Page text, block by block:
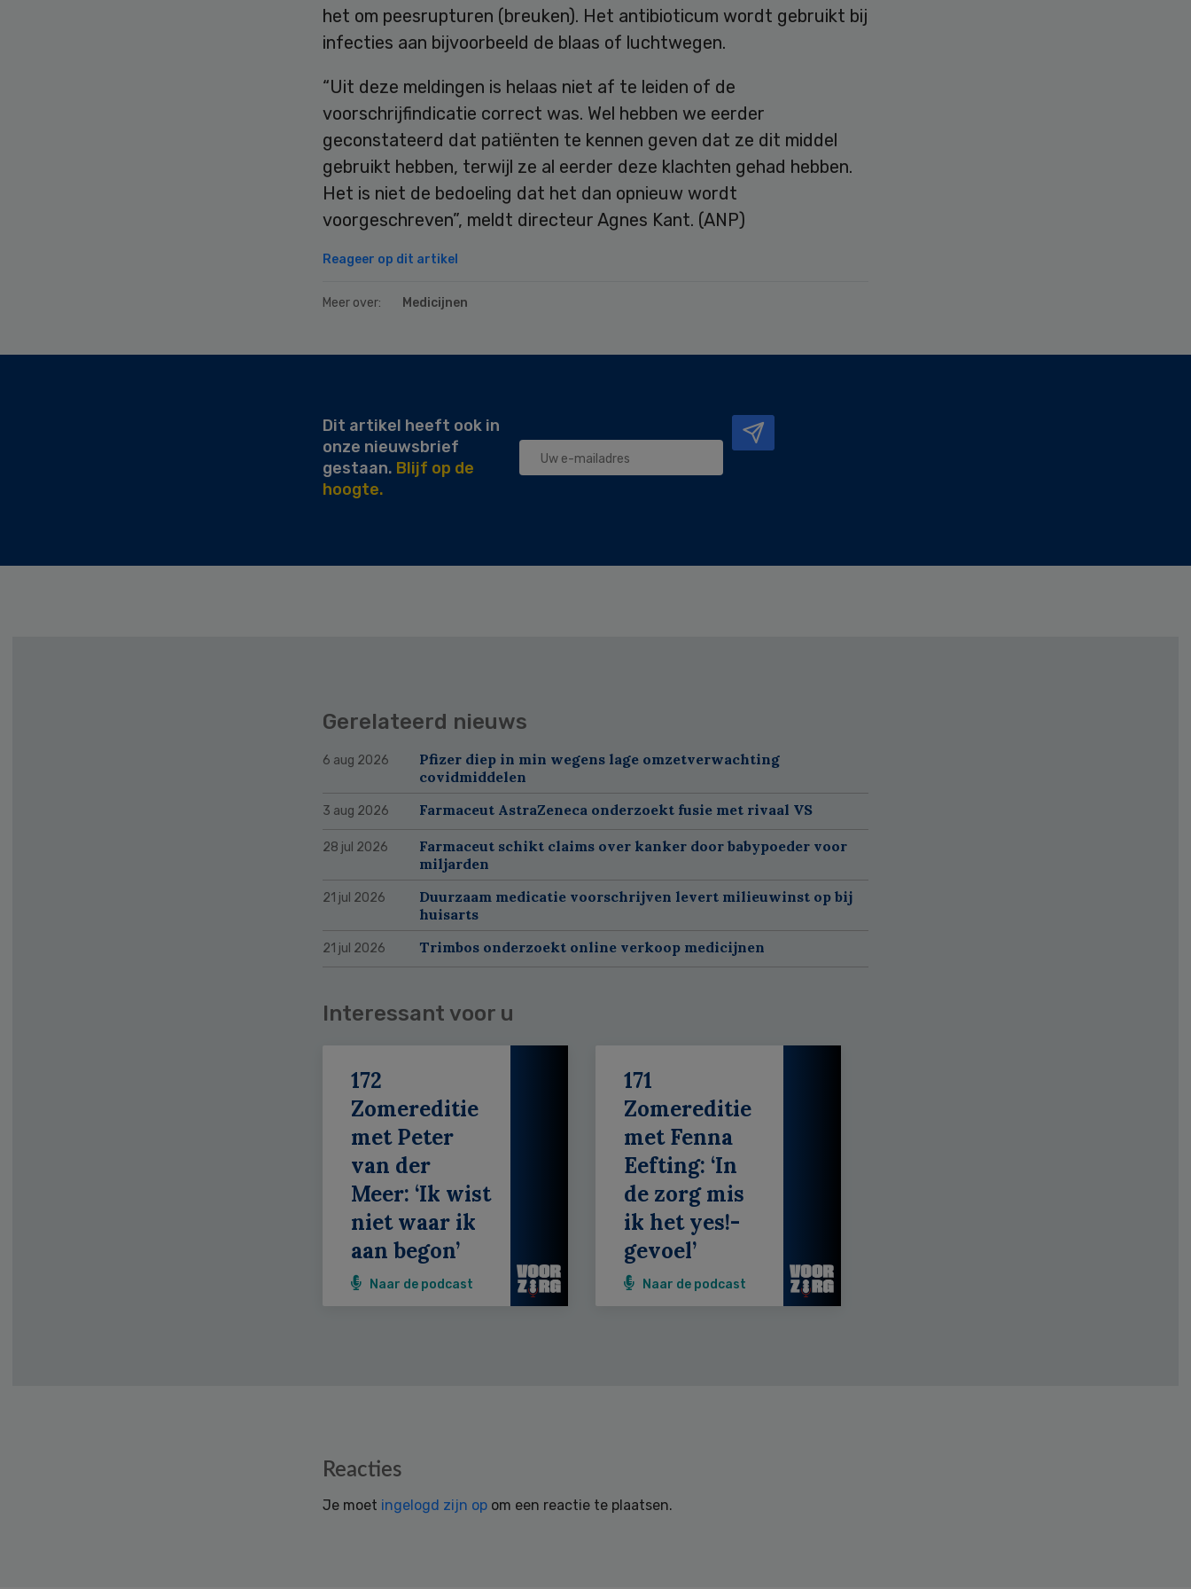
het om peesrupturen (breuken). Het antibioticum wordt gebruikt bij
infecties aan bijvoorbeeld de blaas of luchtwegen.
“Uit deze meldingen is helaas niet af te leiden of de
voorschrijfindicatie correct was. Wel hebben we eerder
geconstateerd dat patiënten te kennen geven dat ze dit middel
gebruikt hebben, terwijl ze al eerder deze klachten gehad hebben.
Het is niet de bedoeling dat het dan opnieuw wordt
voorgeschreven”, meldt directeur Agnes Kant. (ANP)
Reageer op dit artikel
Meer over: Medicijnen
Dit artikel heeft ook in
onze nieuwsbrief
gestaan. Blijf op de
hoogte.
Gerelateerd nieuws
6 aug 2026
Pfizer diep in min wegens lage omzetverwachting
covidmiddelen
3 aug 2026 Farmaceut AstraZeneca onderzoekt fusie met rivaal VS
28 jul 2026
Farmaceut schikt claims over kanker door babypoeder voor
miljarden
21 jul 2026
Duurzaam medicatie voorschrijven levert milieuwinst op bij
huisarts
21 jul 2026 Trimbos onderzoekt online verkoop medicijnen
Interessant voor u
172
Zomereditie
met Peter
van der
Meer: ‘Ik wist
niet waar ik
aan begon’
Naar de podcast
171
Zomereditie
met Fenna
Eefting: ‘In
de zorg mis
ik het yes!-
gevoel’
Naar de podcast
Reacties
Je moet ingelogd zijn op om een reactie te plaatsen.